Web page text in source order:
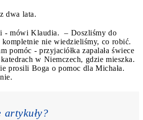
dwa lata.
- mówi Klaudia. – Doszliśmy do
nie wiedzieliśmy, co robić.
pomóc - przyjaciółka zapalała świece
w Niemczech, gdzie mieszka.
prosili Boga o pomoc dla Michała.
artykuły?